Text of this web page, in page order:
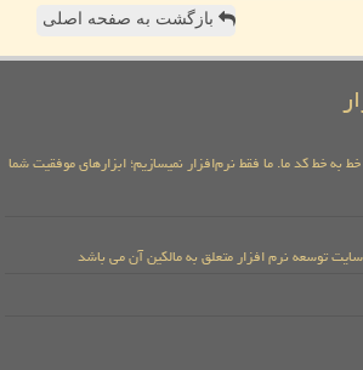
بازگشت به صفحه اصلی
به خط کد ما. ما فقط نرم‌افزار نمیسازیم؛ ابزارهای موفقیت شما